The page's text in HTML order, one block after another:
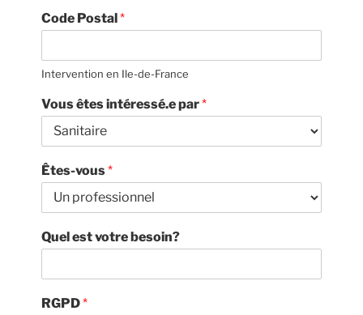
Code Postal*
Intervention en Ile-de-France
Vous êtes intéressé.e par*
Êtes-vous*
Quel est votre besoin?
RGPD*